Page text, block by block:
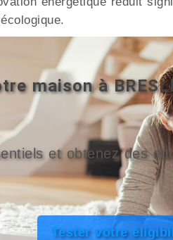
maison à
et obtenez des
Tester votre